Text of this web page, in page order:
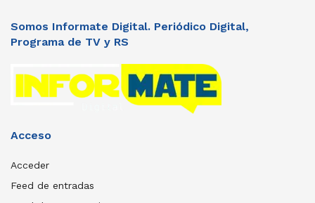
Somos Informate Digital. Periódico Digital,
Programa de TV y RS
Acceso
Acceder
Feed de entradas